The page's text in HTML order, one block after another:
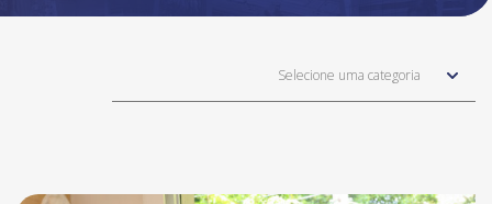
Selecione uma categoria